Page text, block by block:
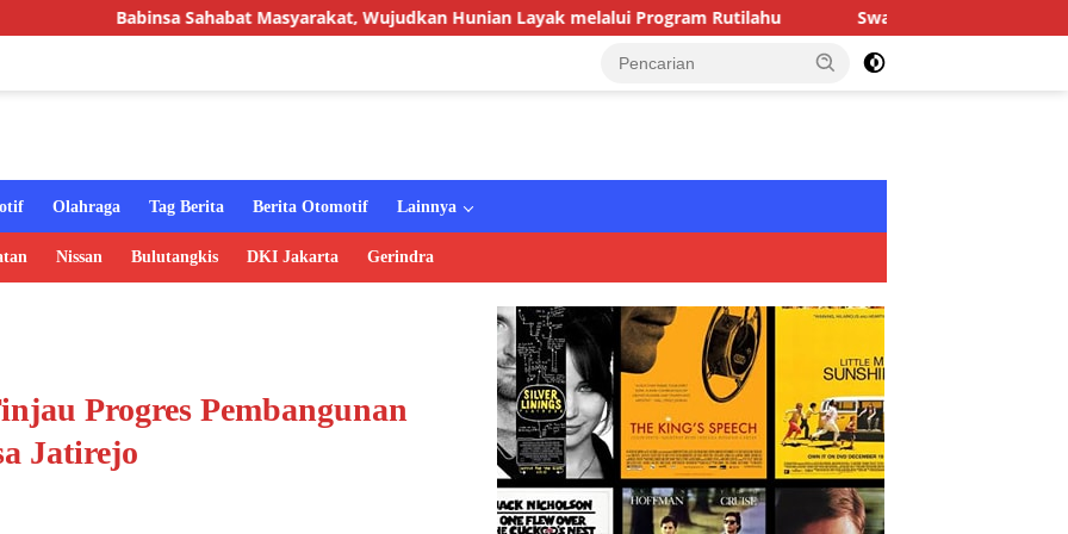
Sahabat Masyarakat, Wujudkan Hunian Layak melalui Program Rutilahu Swasembada pangan Nasional | Babinsa
Olahraga Tag Berita Berita Otomotif Lainnya
Nissan Bulutangkis DKI Jakarta Gerindra
Progres Pembangunan
Jatirejo